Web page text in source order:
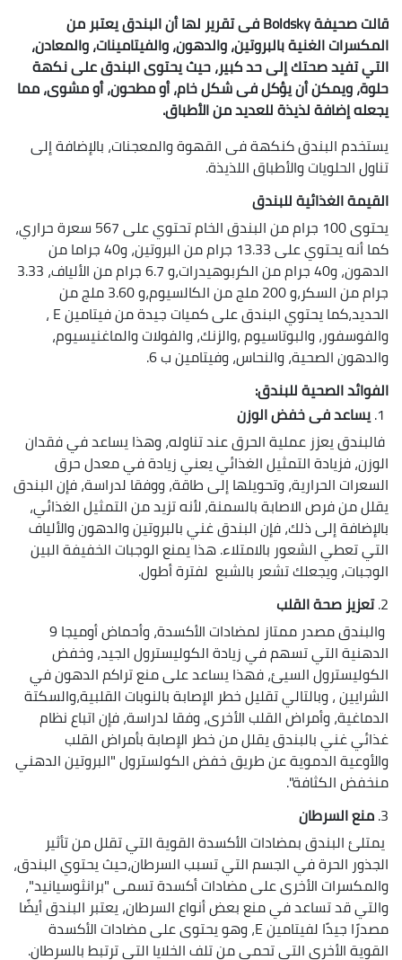
قالت صحيفة Boldsky فى تقرير لها أن البندق يعتبر من
المكسرات الغنية بالبروتين، والدهون، والفيتامينات، والمعادن،
التي تفيد صحتك إلى حد كبير، حيث يحتوى البندق على نكهة
حلوة، ويمكن أن يؤكل فى شكل خام، أو مطحون، أو مشوى، مما
يجعله إضافة لذيذة للعديد من الأطباق.
يستخدم البندق كنكهة فى القهوة والمعجنات، بالإضافة إلى
تناول الحلويات والأطباق اللذيذة.
القيمة الغذائية للبندق
يحتوى 100 جرام من البندق الخام تحتوي على 567 سعرة حراري،
كما أنه يحتوي على 13.33 جرام من البروتين، و40 جراما من
الدهون، و40 جرام من الكربوهيدرات،و 6.7 جرام من الألياف، 3.33
جرام من السكر،و 200 ملج من الكالسيوم،و 3.60 ملج من
الحديد،كما يحتوي البندق على كميات جيدة من فيتامين E ،
والفوسفور، والبوتاسيوم ،والزنك، والفولات والماغنيسيوم،
والدهون الصحية، والنحاس، وفيتامين ب 6.
الفوائد الصحية للبندق:
يساعد فى خفض الوزن
فالبندق يعزز عملية الحرق عند تناوله، وهذا يساعد في فقدان
الوزن، فزيادة التمثيل الغذائي يعني زيادة في معدل حرق
السعرات الحرارية، وتحويلها إلى طاقة، ووفقا لدراسة، فإن البندق
يقلل من فرص الاصابة بالسمنة، لأنه تزيد من التمثيل الغذائي،
بالإضافة إلى ذلك، فإن البندق غني بالبروتين والدهون والألياف
التي تعطي الشعور بالامتلاء. هذا يمنع الوجبات الخفيفة البين
الوجبات، ويجعلك تشعر بالشبع لفترة أطول.
تعزيز صحة القلب
والبندق مصدر ممتاز لمضادات الأكسدة، وأحماض أوميجا 9
الدهنية التي تسهم في زيادة الكوليسترول الجيد، وخفض
الكوليسترول السيئ، فهذا يساعد على منع تراكم الدهون في
الشرايين ، وبالتالي تقليل خطر الإصابة بالنوبات القلبية،والسكتة
الدماغية، وأمراض القلب الأخرى، وفقا لدراسة، فإن اتباع نظام
غذائي غني بالبندق يقلل من خطر الإصابة بأمراض القلب
والأوعية الدموية عن طريق خفض الكولسترول "البروتين الدهني
منخفض الكثافة".
منع السرطان
يمتلئ البندق بمضادات الأكسدة القوية التي تقلل من تأثير
الجذور الحرة في الجسم التي تسبب السرطان،حيث يحتوي البندق،
والمكسرات الأخرى على مضادات أكسدة تسمى "برانثوسيانيد"،
والتي قد تساعد في منع بعض أنواع السرطان، يعتبر البندق أيضًا
مصدرًا جيدًا لفيتامين E، وهو يحتوى على مضادات الأكسدة
القوية الأخرى التي تحمي من تلف الخلايا التى ترتبط بالسرطان.